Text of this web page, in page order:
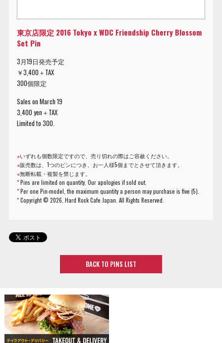
東京店限定 2016 Tokyo x WDC Friendship Cherry Blossom
Set Pin
3月19日発売予定
￥3,400＋TAX
300個限定
Sales on March 19
3,400 yen＋TAX
Limited to 300.
※いずれも個数限定ですので、売り切れの際はご容赦ください。
※販売数は、1つのピンにつき、お一人様5個までとさせて頂きます。
※無断転載・複製を禁じます。
*Pins are limited on quantity. Our apologies if sold out.
*Per one Pin-model, the maximum quantity a person may purchase is five (5).
*Copyright ©2026, Hard Rock Cafe Japan. All Rights Reserved.
BACK TO PINS LIST